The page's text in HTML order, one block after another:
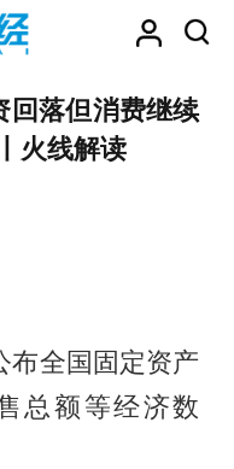
回落但消费继续
火线解读
布全国固定资产
总额等经济数